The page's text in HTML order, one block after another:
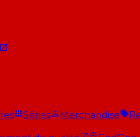
Séries Merchandise